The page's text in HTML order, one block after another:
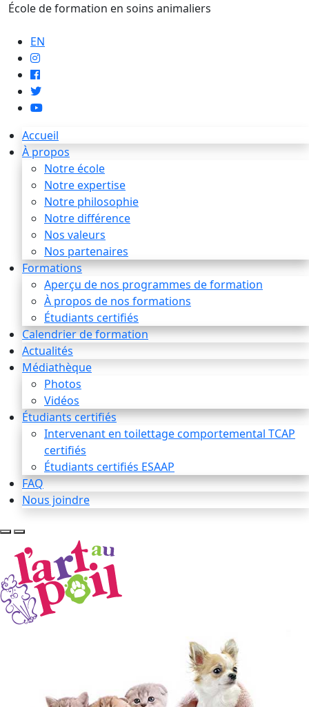
École de formation en soins animaliers
EN
Accueil
À propos
Notre école
Notre expertise
Notre philosophie
Notre différence
Nos valeurs
Nos partenaires
Formations
Aperçu de nos programmes de formation
À propos de nos formations
Étudiants certifiés
Calendrier de formation
Actualités
Médiathèque
Photos
Vidéos
Étudiants certifiés
Intervenant en toilettage comportemental TCAP
certifiés
Étudiants certifiés ESAAP
FAQ
Nous joindre